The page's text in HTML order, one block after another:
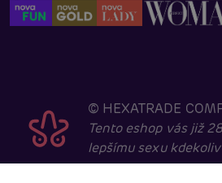
© HEXATRADE
Tento eshop vás již
lepšímu sexu